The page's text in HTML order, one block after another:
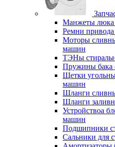
Манжеты люка
Ремни
Моторы
машин
ТЭНы
Пружины бака
Щетки
машин
Шланги
Шланги
Устройствоа
машин
Подшипники
Сальники для